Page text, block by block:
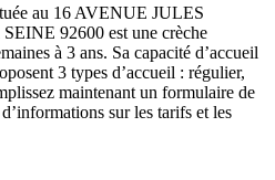
au 16 AVENUE JULES
92600 est une crèche
à 3 ans. Sa capacité d’accueil
3 types d’accueil : régulier,
maintenant un formulaire de
sur les tarifs et les